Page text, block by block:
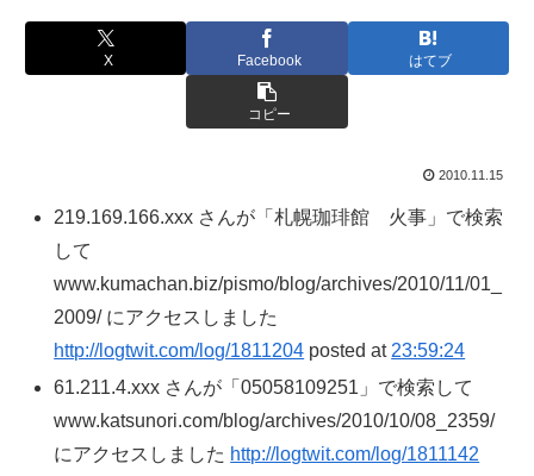
X Facebook はてブ
コピー
2010.11.15
219.169.166.xxx さんが「札幌珈琲館 火事」で検索
して
www.kumachan.biz/pismo/blog/archives/2010/11/01_
2009/ にアクセスしました
http://logtwit.com/log/1811204 posted at 23:59:24
61.211.4.xxx さんが「05058109251」で検索して
www.katsunori.com/blog/archives/2010/10/08_2359/
にアクセスしました http://logtwit.com/log/1811142